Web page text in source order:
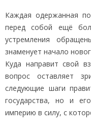
Каждая одержанная
перед собой ещё
устремления
знаменует начало
Куда направит свой
вопрос оставляет
следующие шаги
государства, но и
империю в силу, с